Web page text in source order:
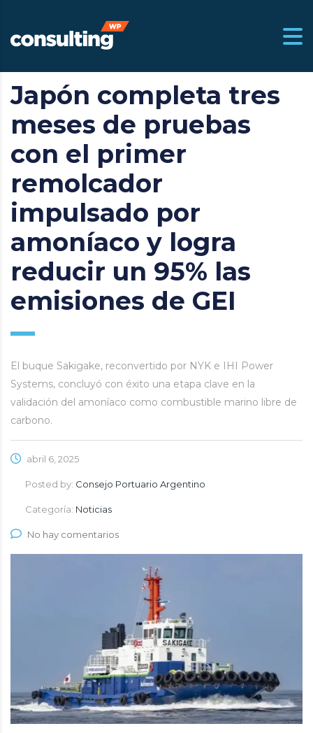
Japón completa tres
meses de pruebas
con el primer
remolcador
impulsado por
amoníaco y logra
reducir un 95% las
emisiones de GEI
El buque Sakigake, reconvertido por NYK e IHI Power
Systems, concluyó con éxito una etapa clave en la
validación del amoníaco como combustible marino libre de
carbono.
abril 6, 2025
Posted by: Consejo Portuario Argentino
Categoría: Noticias
No hay comentarios